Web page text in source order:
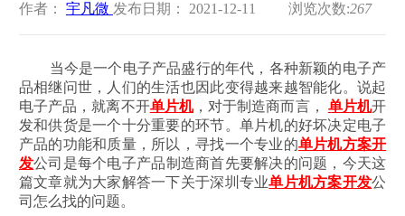
作者： 宇凡微 发布日期： 2021-12-11 浏览次数:267
当今是一个电子产品盛行的年代，各种新颖的电子产
品相继问世，人们的生活也因此变得越来越智能化。说起
电子产品，就离不开单片机，对于制造商而言， 单片机开
发和供货是一个十分重要的环节。单片机的好坏决定电子
产品的功能和质量，所以，寻找一个专业的单片机方案开
发公司是每个电子产品制造商首先要解决的问题，今天这
篇文章就为大家解答一下关于深圳专业单片机方案开发公
司怎么找的问题。